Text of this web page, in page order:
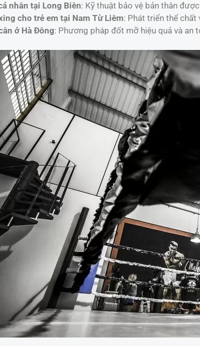
nhân tại Long Biên: Kỹ thuật bảo vệ bản thân
cho trẻ em tại Nam Từ Liêm: Phát triển thể chất
ở Hà Đông: Phương pháp đốt mỡ hiệu quả và an